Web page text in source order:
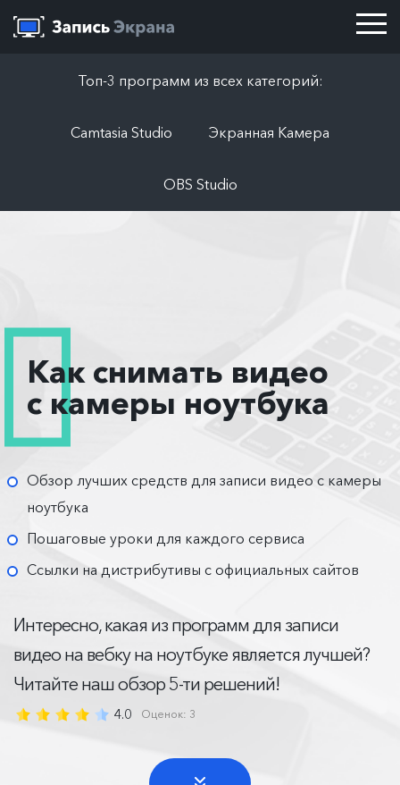
Топ-3 программ из всех категорий:
Camtasia Studio Экранная Камера
OBS Studio
Как снимать видео
с камеры ноутбука
Обзор лучших средств для записи видео с камеры
ноутбука
Пошаговые уроки для каждого сервиса
Ссылки на дистрибутивы с официальных сайтов
Интересно, какая из программ для записи
видео на вебку на ноутбуке является лучшей?
Читайте наш обзор 5-ти решений!
4.0 Оценок: 3